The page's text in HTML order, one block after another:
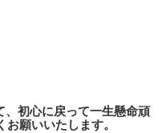
初心に戻って一生懸命頑
願いいたします。